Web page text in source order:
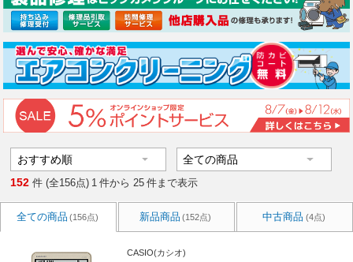
152 件 (全156点) 1 件から 25 件まで表示
全ての商品 (156点) 新品商品 (152点) 中古商品 (4点)
CASIO(カシオ)